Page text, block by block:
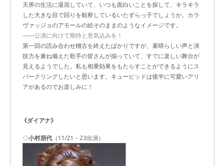
天界の生活に退屈していて、いつも面白いことを探して、キラキラ
した大きな目で回りを観察しているいたずらっ子でしょうか。カラ
ヴァッジョのアモールの絵そのままのようなイメージです。
――公演に向けて期待と意気込みを！
第一回の読み合わせ稽古を終えたばかりですが、素晴らしい声と演
技力を兼ね備えた歌手の皆さんが揃っていて、すでに楽しい舞台が
見えるようでした。私も相乗効果をもたらすことができるようにス
パークリングしたいと思います。キューピッドは後半に可愛いアリ
アがあるのでお楽しみに！
《ダイアナ》
◇小村朋代 （11/21・23出演）